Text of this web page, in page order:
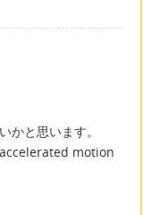
と思います。
motion